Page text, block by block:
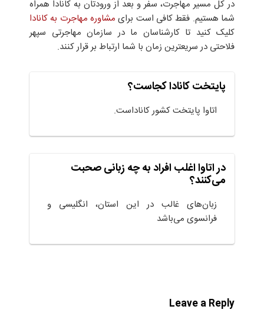
در کل مسیر مهاجرت، سفر و بعد از ورودتان به کانادا همراه
شما هستیم. فقط کافی است برای مشاوره مهاجرت به کانادا
کلیک کنید تا کارشناسان ما در سازمان مهاجرتی سپهر
فلاحتی در سریعترین زمان با شما ارتباط بر قرار کنند.
پایتخت کانادا کجاست؟
اتاوا پایتخت کشور کاناداست.
در اتاوا اغلب افراد به چه زبانی صحبت
می‌کنند؟
زبان‌های غالب در این استان، انگلیسی و
فرانسوی می‌باشد
Leave a Reply